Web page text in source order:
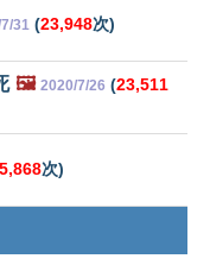
31 (23,948次)
🖼️ 2020/7/26 (23,511
次)